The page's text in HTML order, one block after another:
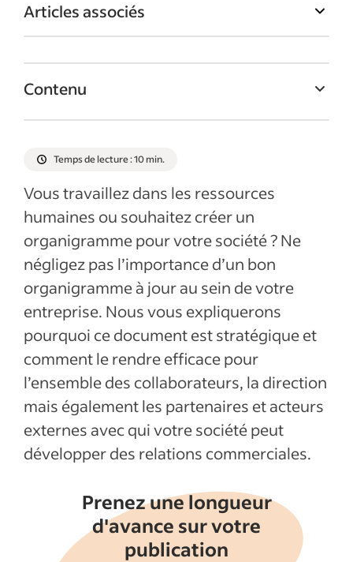
Articles associés
Contenu
Histoire de l’organigramme
Quelle est l’utilité de l’organigramme ?
Comment créer l’organigramme de sa
société
Connaître les limites d’un organigramme
Conseils pour concevoir un organigramme
efficace
Conseils de mise en page pour un
organigramme clair
Les outils les plus courants pour créer un
organigramme
Articles récents
Temps de lecture : 10 min.
Vous travaillez dans les ressources
humaines ou souhaitez créer un
organigramme pour votre société ? Ne
négligez pas l’importance d’un bon
organigramme à jour au sein de votre
entreprise. Nous vous expliquerons
pourquoi ce document est stratégique et
comment le rendre efficace pour
l’ensemble des collaborateurs, la direction
mais également les partenaires et acteurs
externes avec qui votre société peut
développer des relations commerciales.
Prenez une longueur
d'avance sur votre
publication